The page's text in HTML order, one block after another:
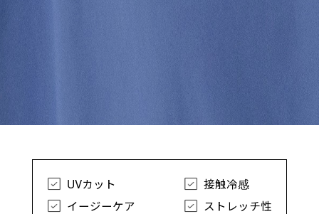
UVカット
接触冷感
イージーケア
ストレッチ性